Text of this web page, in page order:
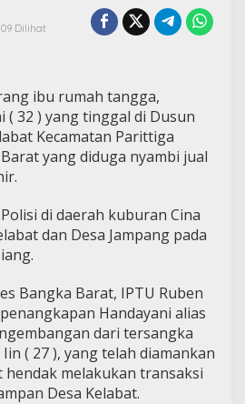
Dilihat
ibu rumah tangga,
( 32 ) yang tinggal di Dusun
Kecamatan Parittiga
yang diduga nyambi jual
di daerah kuburan Cina
dan Desa Jampang pada
Bangka Barat, IPTU Ruben
Handayani alias
dari tersangka
( 27 ), yang telah diamankan
melakukan transaksi
Desa Kelabat.